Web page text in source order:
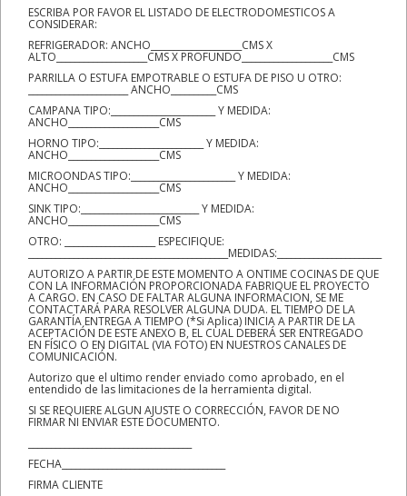
ESCRIBA POR FAVOR EL LISTADO DE ELECTRODOMESTICOS A
CONSIDERAR:
REFRIGERADOR: ANCHO____________________CMS X
ALTO____________________CMS X PROFUNDO____________________CMS
PARRILLA O ESTUFA EMPOTRABLE O ESTUFA DE PISO U OTRO:
______________________ ANCHO__________CMS
CAMPANA TIPO:_______________________ Y MEDIDA:
ANCHO____________________CMS
HORNO TIPO:_______________________ Y MEDIDA:
ANCHO____________________CMS
MICROONDAS TIPO:_______________________ Y MEDIDA:
ANCHO____________________CMS
SINK TIPO:__________________________ Y MEDIDA:
ANCHO____________________CMS
OTRO: ____________________ ESPECIFIQUE:
____________________________________________MEDIDAS:_______________________
AUTORIZO A PARTIR DE ESTE MOMENTO A ONTIME COCINAS DE QUE
CON LA INFORMACIÓN PROPORCIONADA FABRIQUE EL PROYECTO
A CARGO. EN CASO DE FALTAR ALGUNA INFORMACION, SE ME
CONTACTARÁ PARA RESOLVER ALGUNA DUDA. EL TIEMPO DE LA
GARANTÍA ENTREGA A TIEMPO (*Si Aplica) INICIA A PARTIR DE LA
ACEPTACIÓN DE ESTE ANEXO B, EL CUAL DEBERÁ SER ENTREGADO
EN FÍSICO O EN DIGITAL (VIA FOTO) EN NUESTROS CANALES DE
COMUNICACIÓN.
Autorizo que el ultimo render enviado como aprobado, en el
entendido de las limitaciones de la herramienta digital.
SI SE REQUIERE ALGUN AJUSTE O CORRECCIÓN, FAVOR DE NO
FIRMAR NI ENVIAR ESTE DOCUMENTO.
FECHA____________________________________
FIRMA CLIENTE